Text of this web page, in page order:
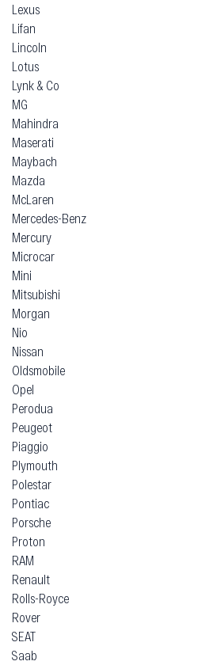
Lexus
Lifan
Lincoln
Lotus
Lynk & Co
MG
Mahindra
Maserati
Maybach
Mazda
McLaren
Mercedes-Benz
Mercury
Microcar
Mini
Mitsubishi
Morgan
Nio
Nissan
Oldsmobile
Opel
Perodua
Peugeot
Piaggio
Plymouth
Polestar
Pontiac
Porsche
Proton
RAM
Renault
Rolls-Royce
Rover
SEAT
Saab